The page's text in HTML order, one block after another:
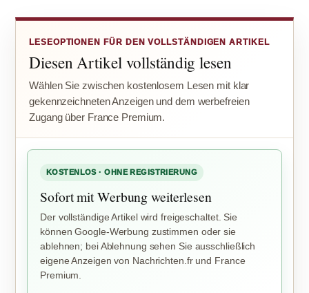
LESEOPTIONEN FÜR DEN VOLLSTÄNDIGEN ARTIKEL
Diesen Artikel vollständig lesen
Wählen Sie zwischen kostenlosem Lesen mit klar
gekennzeichneten Anzeigen und dem werbefreien
Zugang über France Premium.
KOSTENLOS · OHNE REGISTRIERUNG
Sofort mit Werbung weiterlesen
Der vollständige Artikel wird freigeschaltet. Sie
können Google-Werbung zustimmen oder sie
ablehnen; bei Ablehnung sehen Sie ausschließlich
eigene Anzeigen von Nachrichten.fr und France
Premium.